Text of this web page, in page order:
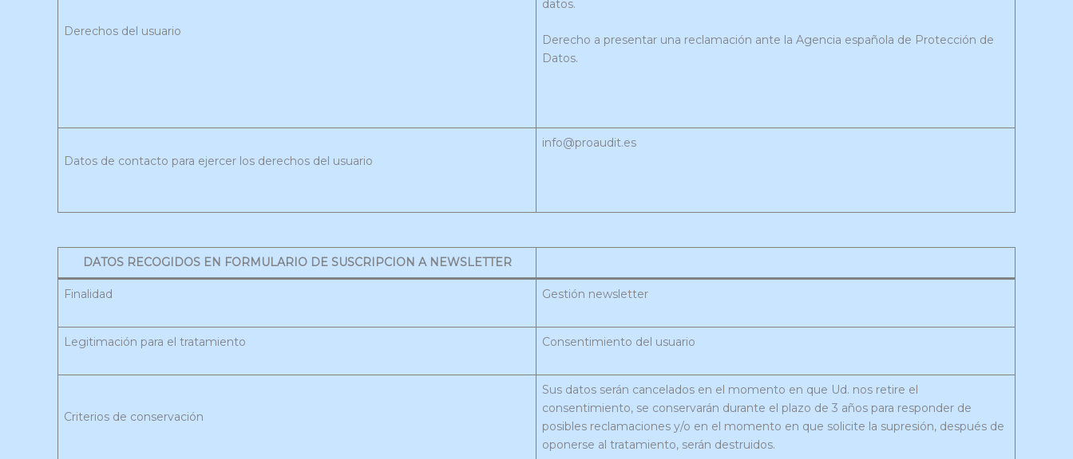
Derechos del usuario
datos.
Derecho a presentar una reclamación ante la Agencia española de Protección de
Datos.
Datos de contacto para ejercer los derechos del usuario
info@proaudit.es
DATOS RECOGIDOS EN FORMULARIO DE SUSCRIPCION A NEWSLETTER
Finalidad Gestión newsletter
Legitimación para el tratamiento Consentimiento del usuario
Criterios de conservación
Sus datos serán cancelados en el momento en que Ud. nos retire el
consentimiento, se conservarán durante el plazo de 3 años para responder de
posibles reclamaciones y/o en el momento en que solicite la supresión, después de
oponerse al tratamiento, serán destruidos.